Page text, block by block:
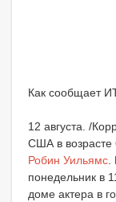
Как сообщает
12 августа. /
США в возрасте
Робин Уильямс.
понедельник в
доме актера в